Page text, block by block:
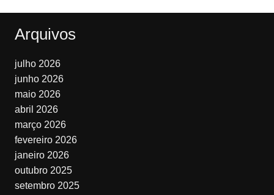
Arquivos
julho 2026
junho 2026
maio 2026
abril 2026
março 2026
fevereiro 2026
janeiro 2026
outubro 2025
setembro 2025